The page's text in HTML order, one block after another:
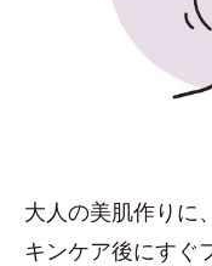
大人の美肌作りに
キンケア後にすぐ